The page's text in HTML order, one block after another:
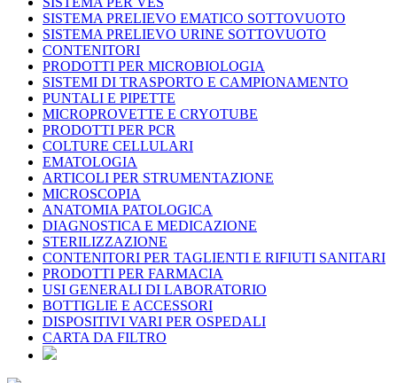
SISTEMA PRELIEVO EMATICO SOTTOVUOTO
SISTEMA PRELIEVO URINE SOTTOVUOTO
CONTENITORI
PRODOTTI PER MICROBIOLOGIA
SISTEMI DI TRASPORTO E CAMPIONAMENTO
PUNTALI E PIPETTE
MICROPROVETTE E CRYOTUBE
PRODOTTI PER PCR
COLTURE CELLULARI
EMATOLOGIA
ARTICOLI PER STRUMENTAZIONE
MICROSCOPIA
ANATOMIA PATOLOGICA
DIAGNOSTICA E MEDICAZIONE
STERILIZZAZIONE
CONTENITORI PER TAGLIENTI E RIFIUTI SANITARI
PRODOTTI PER FARMACIA
USI GENERALI DI LABORATORIO
BOTTIGLIE E ACCESSORI
DISPOSITIVI VARI PER OSPEDALI
CARTA DA FILTRO